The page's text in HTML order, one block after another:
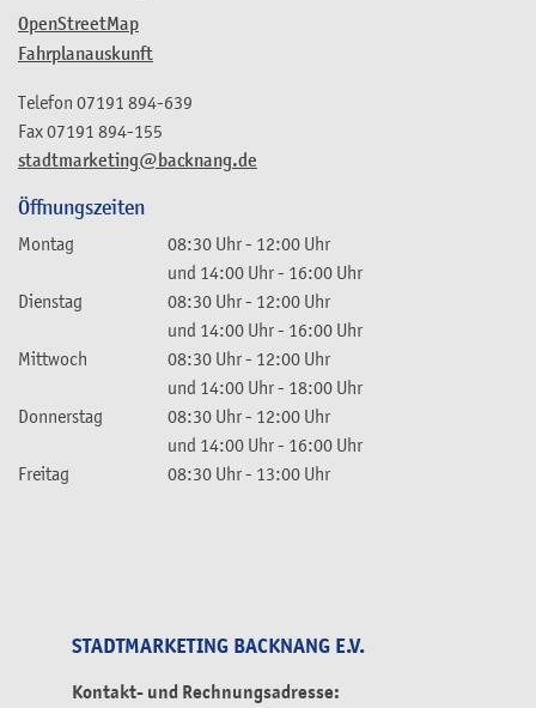
OpenStreetMap
Fahrplanauskunft
stadtmarketing@backnang.de
Telefon 07191 894-639
Fax07191 894-155
Öffnungszeiten
Montag 08:30 Uhr- 12:00 Uhr
und 14:00 Uhr- 16:00 Uhr
Dienstag
08:30 Uhr- 12:00 Uhr
und 14:00 Uhr- 16:00 Uhr
Mittwoch
08:30 Uhr- 12:00 Uhr
und 14:00 Uhr- 18:00 Uhr
Donnerstag
08:30 Uhr- 12:00 Uhr
und 14:00 Uhr- 16:00 Uhr
Freitag
08:30 Uhr- 13:00 Uhr
STADTMARKETING BACKNANG E.V.
Kontakt- und Rechnungsadresse: